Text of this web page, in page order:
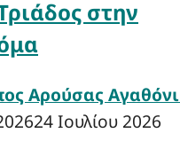
στην
Αρούσας
24 Ιουλίου 2026